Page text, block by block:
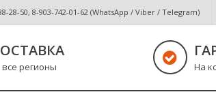
28-50, 8-903-742-01-62 (WhatsApp / Viber / Telegram)
регионы На